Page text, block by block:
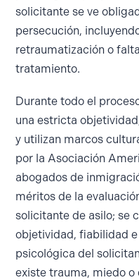
solicitante se ve
persecución,
retraumatización o
tratamiento.
Durante todo el
una estricta
y utilizan marcos
por la Asociación
abogados de
méritos de la
solicitante de asilo; se
objetividad, fiabilidad
psicológica del
existe trauma, miedo o